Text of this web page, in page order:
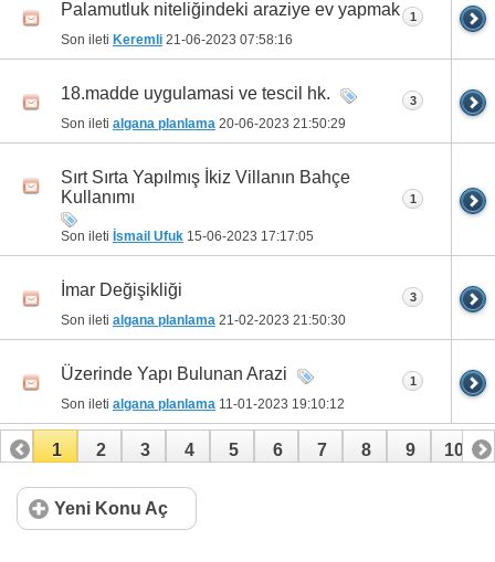
Palamutluk niteliğindeki araziye ev yapmak
Son ileti Keremli 21-06-2023 07:58:16
1
18.madde uygulamasi ve tescil hk.
Son ileti algana planlama 20-06-2023 21:50:29
3
Sırt Sırta Yapılmış İkiz Villanın Bahçe
Kullanımı
Son ileti İsmail Ufuk 15-06-2023 17:17:05
1
İmar Değişikliği
Son ileti algana planlama 21-02-2023 21:50:30
3
Üzerinde Yapı Bulunan Arazi
Son ileti algana planlama 11-01-2023 19:10:12
1
1 2 3 4 5 6 7 8 9 10
11 12 13 14
Yeni Konu Aç